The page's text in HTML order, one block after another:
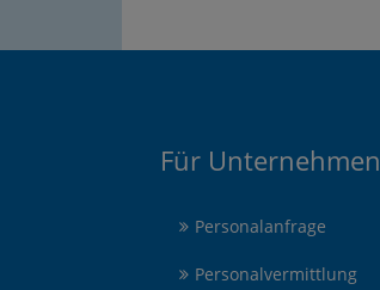
Für Unternehmen
Personalanfrage
Personalvermittlung